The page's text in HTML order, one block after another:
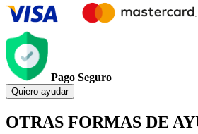
Pago Seguro
Quiero ayudar
OTRAS FORMAS DE